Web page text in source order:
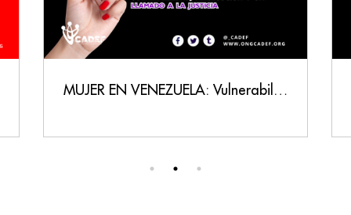
MUJER EN VENEZUELA: Vulnerabilidad, Persecución y un Llamado a la Justicia